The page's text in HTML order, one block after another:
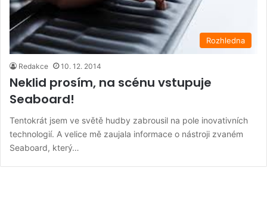
Rozhledna
Redakce 10. 12. 2014
Neklid prosím, na scénu vstupuje
Seaboard!
Tentokrát jsem ve světě hudby zabrousil na pole inovativních
technologií. A velice mě zaujala informace o nástroji zvaném
Seaboard, který…